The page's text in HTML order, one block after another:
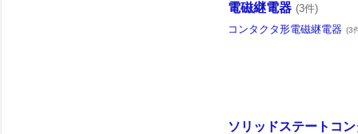
電磁継電器 (3件)
コンタクタ形電磁継電器 (3
ソリッドステートコ